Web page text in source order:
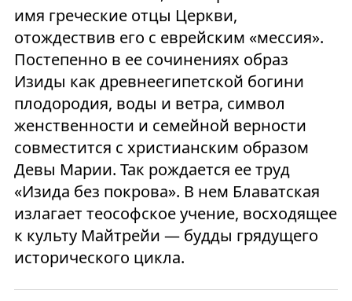
имя греческие отцы Церкви,
отождествив его с еврейским «мессия».
Постепенно в ее сочинениях образ
Изиды как древнеегипетской богини
плодородия, воды и ветра, символ
женственности и семейной верности
совместится с христианским образом
Девы Марии. Так рождается ее труд
«Изида без покрова». В нем Блаватская
излагает теософское учение, восходящее
к культу Майтрейи — будды грядущего
исторического цикла.